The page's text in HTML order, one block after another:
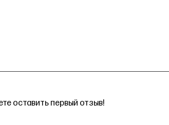
оставить первый отзыв!